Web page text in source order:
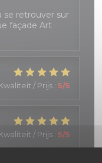
se retrouver sur
façade Art
/ Prijs : 5/5
/ Prijs : 5/5